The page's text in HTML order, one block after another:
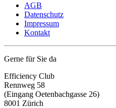
AGB
Datenschutz
Impressum
Kontakt
Gerne für Sie da
Efficiency Club
Rennweg 58
(Eingang Oetenbachgasse 26)
8001 Zürich